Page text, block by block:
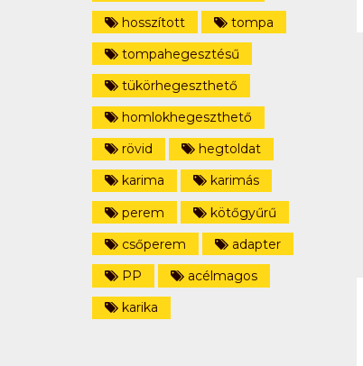
hosszított
tompa
tompahegesztésű
tükörhegeszthető
homlokhegeszthető
rövid
hegtoldat
karima
karimás
perem
kötőgyűrű
csőperem
adapter
PP
acélmagos
karika